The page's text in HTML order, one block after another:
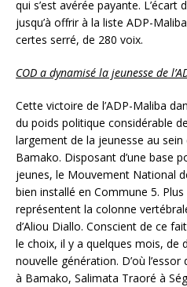
qui s’est avérée payante.
jusqu’à offrir à la liste ADP-
certes serré, de 280 voix.
COD a dynamisé la jeunesse de
Cette victoire de l’ADP-Maliba
du poids politique considérable
largement de la jeunesse au
Bamako. Disposant d’une base
jeunes, le Mouvement National
bien installé en Commune 5.
représentent la colonne
d’Aliou Diallo. Conscient de ce
le choix, il y a quelques mois, de
nouvelle génération. D’où
à Bamako, Salimata Traoré à